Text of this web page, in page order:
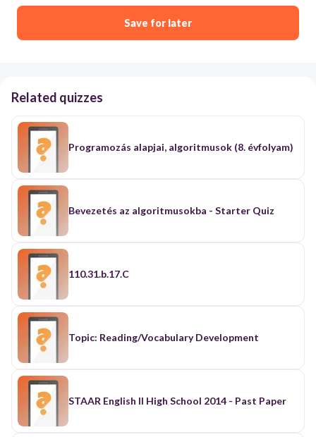
Save for later
Related quizzes
Programozás alapjai, algoritmusok (8. évfolyam)
Bevezetés az algoritmusokba - Starter Quiz
110.31.b.17.C
Topic: Reading/Vocabulary Development
STAAR English II High School 2014 - Past Paper